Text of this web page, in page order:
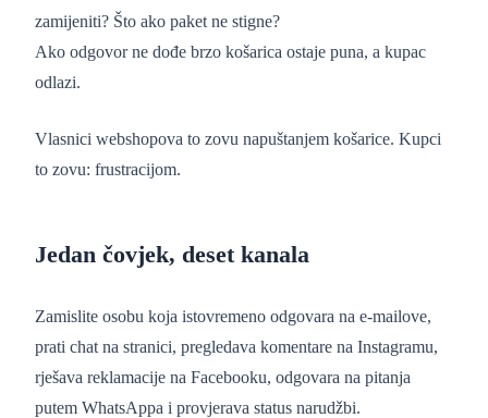
zamijeniti? Što ako paket ne stigne?
Ako odgovor ne dođe brzo košarica ostaje puna, a kupac
odlazi.
Vlasnici webshopova to zovu napuštanjem košarice. Kupci
to zovu: frustracijom.
Jedan čovjek, deset kanala
Zamislite osobu koja istovremeno odgovara na e-mailove,
prati chat na stranici, pregledava komentare na Instagramu,
rješava reklamacije na Facebooku, odgovara na pitanja
putem WhatsAppa i provjerava status narudžbi.